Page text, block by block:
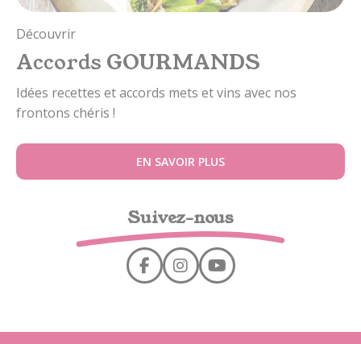
Découvrir
Accords GOURMANDS
Idées recettes et accords mets et vins avec nos
frontons chéris !
EN SAVOIR PLUS
Suivez-nous